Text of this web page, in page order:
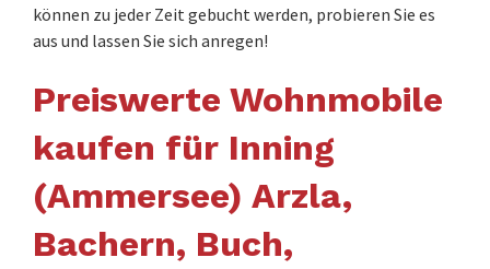
können zu jeder Zeit gebucht werden, probieren Sie es
aus und lassen Sie sich anregen!
Preiswerte Wohnmobile
kaufen für Inning
(Ammersee) Arzla,
Bachern, Buch,